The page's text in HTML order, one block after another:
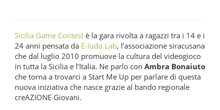
Sicilia Game Contest è la gara rivolta a ragazzi tra i 14 e i
24 anni pensata da E-ludo Lab, l’associazione siracusana
che dal luglio 2010 promuove la cultura del videogioco
in tutta la Sicilia e l’Italia. Ne parlo con Ambra Bonaiuto
che torna a trovarci a Start Me Up per parlare di questa
nuova iniziativa che nasce grazie al bando regionale
creAZIONE Giovani.